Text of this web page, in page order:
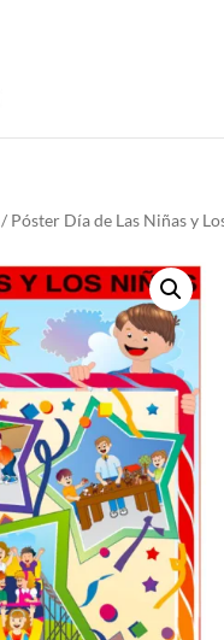
/ Póster Día de Las Niñas y